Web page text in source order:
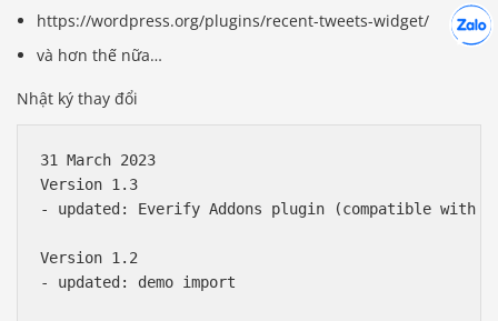
https://wordpress.org/plugins/recent-tweets-widget/
và hơn thế nữa…
Nhật ký thay đổi
31 March 2023
Version 1.3
- updated: Everify Addons plugin (compatible with
Version 1.2
- updated: demo import
Chát
Hợp tác